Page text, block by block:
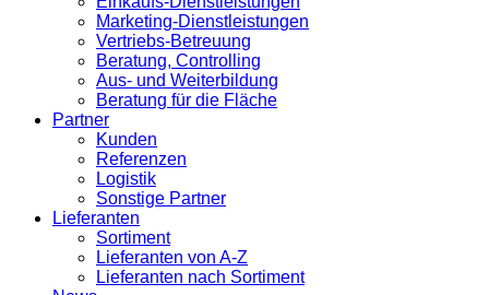
Marketing-Dienstleistungen
Vertriebs-Betreuung
Beratung, Controlling
Aus- und Weiterbildung
Beratung für die Fläche
Partner
Kunden
Referenzen
Logistik
Sonstige Partner
Lieferanten
Sortiment
Lieferanten von A-Z
Lieferanten nach Sortiment